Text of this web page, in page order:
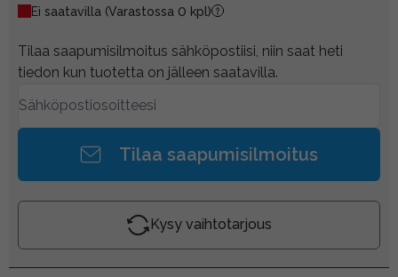
Ei saatavilla (Varastossa 0 kpl)
Tilaa saapumisilmoitus sähköpostiisi, niin saat heti
tiedon kun tuotetta on jälleen saatavilla.
Tilaa saapumisilmoitus
Kysy vaihtotarjous